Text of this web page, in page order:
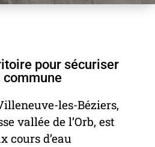
pour sécuriser
commune
les-Béziers,
vallée de l’Orb, est
cours d’eau